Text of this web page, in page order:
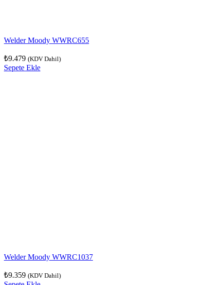
Welder Moody WWRC655
₺9.479 (KDV Dahil)
Sepete Ekle
Welder Moody WWRC1037
₺9.359 (KDV Dahil)